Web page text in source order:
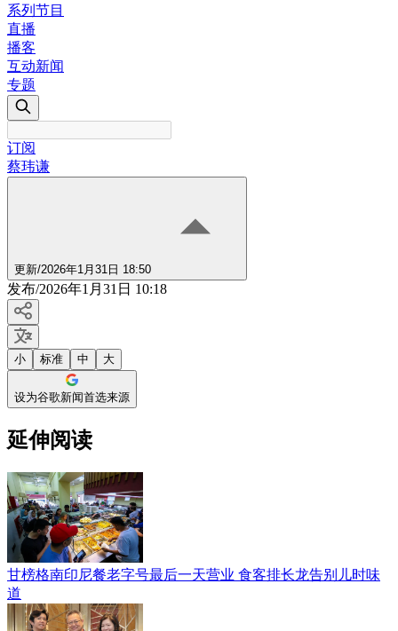
系列节目
直播
播客
互动新闻
专题
订阅
蔡玮谦
更新/2026年1月31日 18:50
发布/2026年1月31日 10:18
小 标准 中 大
设为谷歌新闻首选来源
延伸阅读
甘榜格南印尼餐老字号最后一天营业 食客排长龙告别儿时味
道